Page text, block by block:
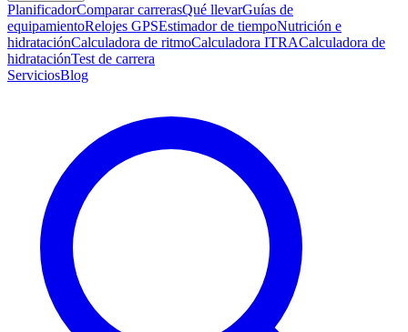
PlanificadorComparar carrerasQué llevarGuías de
equipamientoRelojes GPSEstimador de tiempoNutrición e
hidrataciónCalculadora de ritmoCalculadora ITRACalculadora de
hidrataciónTest de carrera
ServiciosBlog